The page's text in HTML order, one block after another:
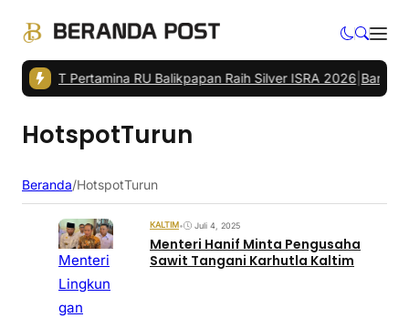
Pertamina RU Balikpapan Raih Silver ISRA 2026|Bandara
HotspotTurun
Beranda/HotspotTurun
Menteri
Lingkun
gan
KALTIM• Juli 4, 2025
Menteri Hanif Minta Pengusaha
Sawit Tangani Karhutla Kaltim